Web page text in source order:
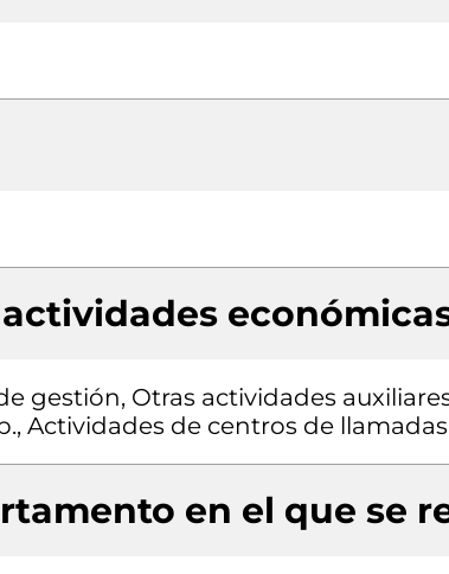
gestión, Otras actividades
Actividades de centros de
en el que se